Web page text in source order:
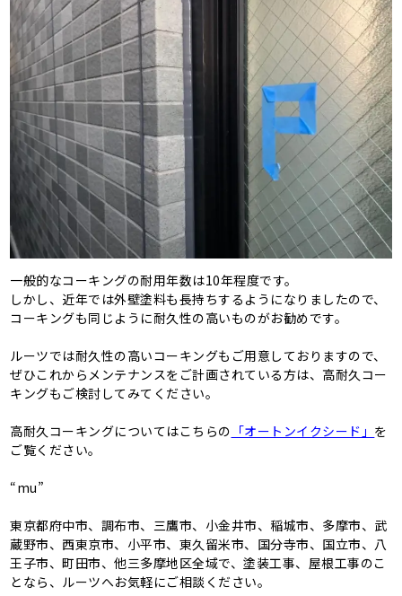
一般的なコーキングの耐用年数は10年程度です。
しかし、近年では外壁塗料も長持ちするようになりましたので、
コーキングも同じように耐久性の高いものがお勧めです。
ルーツでは耐久性の高いコーキングもご用意しておりますので、
ぜひこれからメンテナンスをご計画されている方は、高耐久コー
キングもご検討してみてください。
高耐久コーキングについてはこちらの 「オートンイクシード」 を
ご覧ください。
“mu”
東京都府中市、調布市、三鷹市、小金井市、稲城市、多摩市、武
蔵野市、西東京市、小平市、東久留米市、国分寺市、国立市、八
王子市、町田市、他三多摩地区全域で、塗装工事、屋根工事のこ
となら、ルーツへお気軽にご相談ください。